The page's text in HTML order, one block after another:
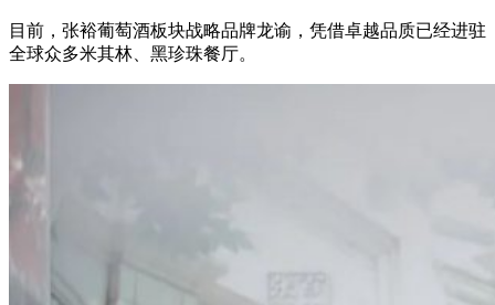
目前，张裕葡萄酒板块战略品牌龙谕，凭借卓越品质已经进驻
全球众多米其林、黑珍珠餐厅。